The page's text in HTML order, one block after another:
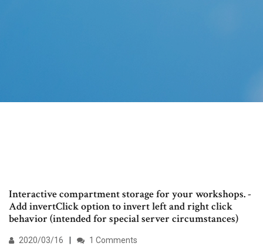
Interactive compartment storage for your workshops. -
Add invertClick option to invert left and right click
behavior (intended for special server circumstances)
2020/03/16 1 Comments